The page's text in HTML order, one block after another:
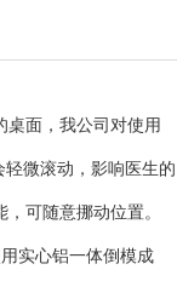
桌面，我公司对使用
微滚动，影响医生的
可随意挪动位置。
实心铝一体倒模成